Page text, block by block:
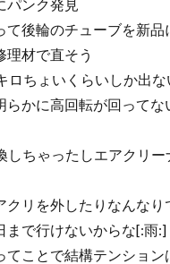
パンク発見
て後輪のチューブを新
理材で直そう
ロちょいくらいしか出な
らかに高回転が回って
しちゃったしエアクリ
リを外したりなんな
まで行けないからな[:雨:]
てことで結構テンショ